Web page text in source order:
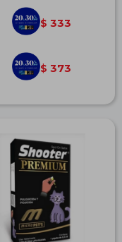
$ 333
$ 373